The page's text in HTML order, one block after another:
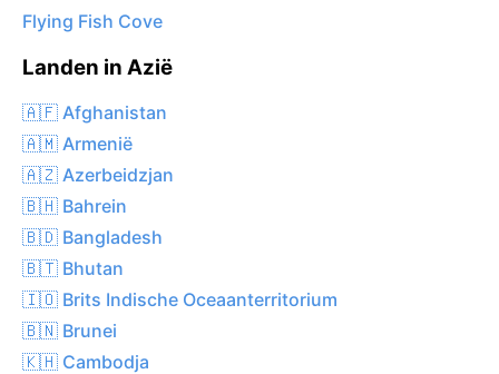
Flying Fish Cove
Landen in Azië
🇦🇫 Afghanistan
🇦🇲 Armenië
🇦🇿 Azerbeidzjan
🇧🇭 Bahrein
🇧🇩 Bangladesh
🇧🇹 Bhutan
🇮🇴 Brits Indische Oceaanterritorium
🇧🇳 Brunei
🇰🇭 Cambodja